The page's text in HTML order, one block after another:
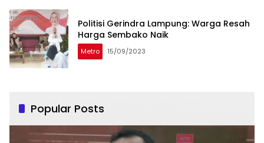
Politisi Gerindra Lampung: Warga Resah
Harga Sembako Naik
Metro 15/09/2023
Popular Posts